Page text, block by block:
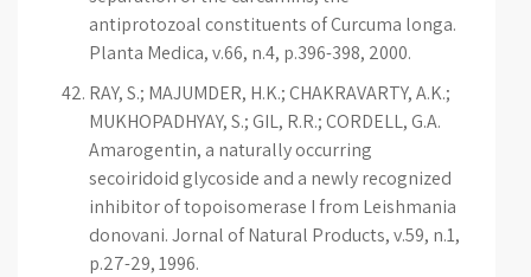
antiprotozoal constituents of Curcuma longa.
Planta Medica, v.66, n.4, p.396-398, 2000.
RAY, S.; MAJUMDER, H.K.; CHAKRAVARTY, A.K.;
MUKHOPADHYAY, S.; GIL, R.R.; CORDELL, G.A.
Amarogentin, a naturally occurring
secoiridoid glycoside and a newly recognized
inhibitor of topoisomerase I from Leishmania
donovani. Jornal of Natural Products, v.59, n.1,
p.27-29, 1996.